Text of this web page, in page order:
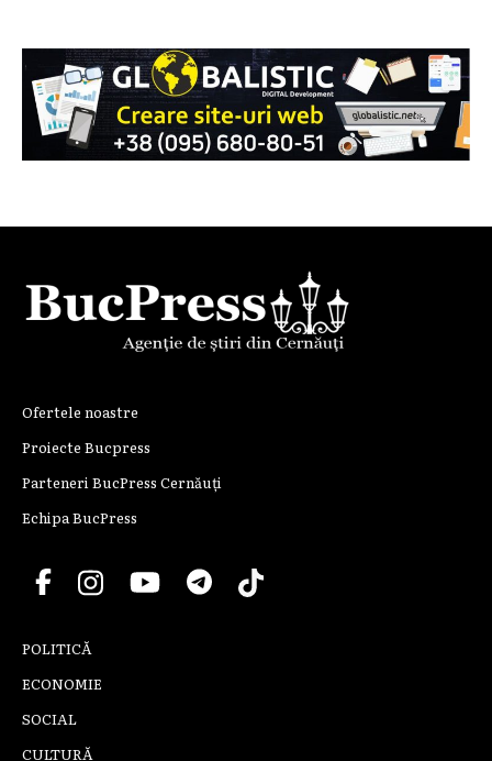
Ofertele noastre
Proiecte Bucpress
Parteneri BucPress Cernăuți
Echipa BucPress
POLITICĂ
ECONOMIE
SOCIAL
CULTURĂ